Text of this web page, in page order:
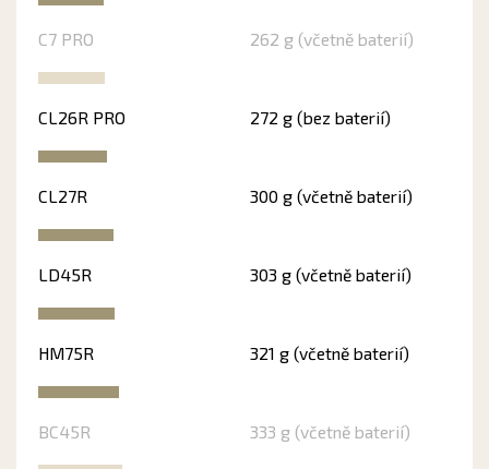
C7 PRO 262 g (včetně baterií)
CL26R PRO 272 g (bez baterií)
CL27R 300 g (včetně baterií)
LD45R 303 g (včetně baterií)
HM75R 321 g (včetně baterií)
BC45R 333 g (včetně baterií)